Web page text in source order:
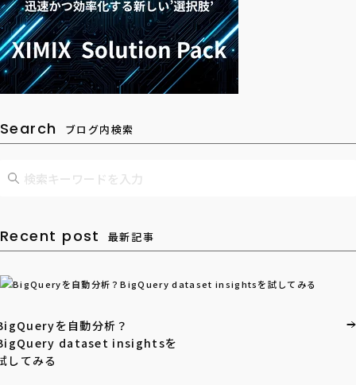
Search ブログ内検索
Recent post 最新記事
を自動分析？
dataset insightsを
してみる